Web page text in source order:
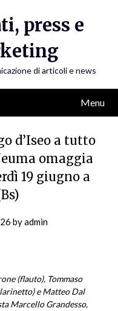
press e
di articoli e news
Menu
d’Iseo a tutto
omaggia
19 giugno a
byadmin
(flauto), Tommaso
e Matteo Dal
Marcello Grandesso,